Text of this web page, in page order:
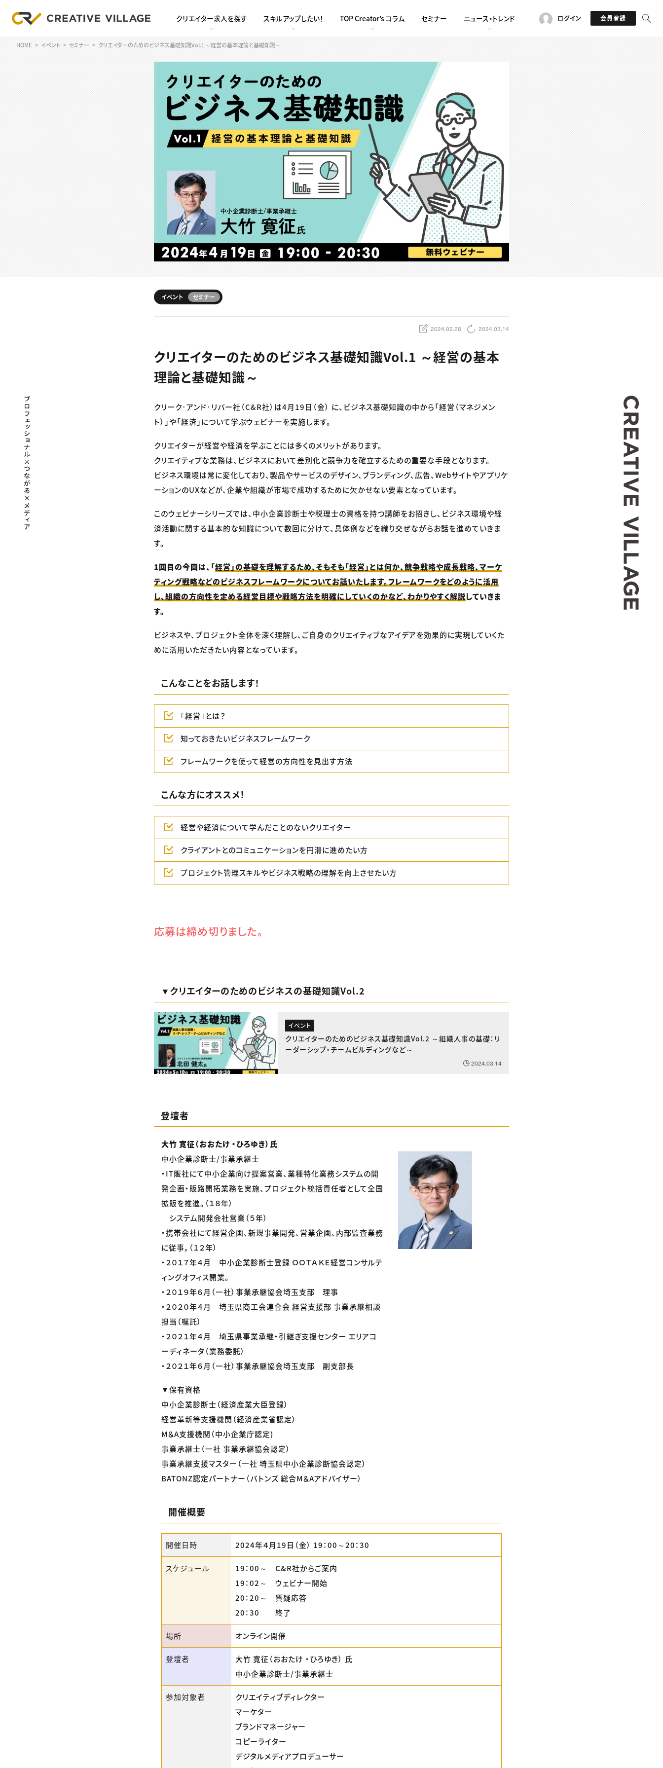
クリエイター求人を探す スキルアップしたい！ TOP Creator’s コラム セミナー ニュース・トレンド ログイン 会員登録
HOME イベント セミナー クリエイターのためのビジネス基礎知識Vol.1 ～経営の基本理論と基礎知識～
イベント セミナー
2024.02.28 2024.03.14
クリエイターのためのビジネス基礎知識Vol.1 ～経営の基本
理論と基礎知識～
クリーク･アンド･リバー社（C&R社）は4月19日（金） に、ビジネス基礎知識の中から「経営（マネジメン
ト）」や「経済」について学ぶウェビナーを実施します。
クリエイターが経営や経済を学ぶことには多くのメリットがあります。
クリエイティブな業務は、ビジネスにおいて差別化と競争力を確立するための重要な手段となります。
ビジネス環境は常に変化しており、製品やサービスのデザイン、ブランディング、広告、Webサイトやアプリケ
ーションのUXなどが、企業や組織が市場で成功するために欠かせない要素となっています。
このウェビナーシリーズでは、中小企業診断士や税理士の資格を持つ講師をお招きし、ビジネス環境や経
済活動に関する基本的な知識について数回に分けて、具体例などを織り交ぜながらお話を進めていきま
す。
1回目の今回は、「経営」の基礎を理解するため、そもそも「経営」とは何か、競争戦略や成長戦略、マーケ
ティング戦略などのビジネスフレームワークについてお話いたします。フレームワークをどのように活用
し、組織の方向性を定める経営目標や戦略方法を明確にしていくのかなど、わかりやすく解説していきま
す。
ビジネスや、プロジェクト全体を深く理解し、ご自身のクリエイティブなアイデアを効果的に実現していくた
めに活用いただきたい内容となっています。
こんなことをお話します！
｢経営｣とは？
知っておきたいビジネスフレームワーク
フレームワークを使って経営の方向性を見出す方法
こんな方にオススメ！
経営や経済について学んだことのないクリエイター
クライアントとのコミュニケーションを円滑に進めたい方
プロジェクト管理スキルやビジネス戦略の理解を向上させたい方
応募は締め切りました。
▼クリエイターのためのビジネスの基礎知識Vol.2
イベント
クリエイターのためのビジネス基礎知識Vol.2 ～組織人事の基礎：リ
ーダーシップ・チームビルディングなど～
2024.03.14
登壇者
大竹 寛征（おおたけ ・ひろゆき）氏
中小企業診断士/事業承継士
・IT販社にて中小企業向け提案営業、業種特化業務システムの開
発企画・販路開拓業務を実施、プロジェクト統括責任者として全国
拡販を推進。（１８年）
システム開発会社営業（５年）
・携帯会社にて経営企画、新規事業開発、営業企画、内部監査業務
に従事。（１２年）
・２０１７年４月 中小企業診断士登録 ＯＯＴＡＫＥ経営コンサルテ
ィングオフィス開業。
・２０１９年６月（一社）事業承継協会埼玉支部 理事
・２０２０年４月 埼玉県商工会連合会 経営支援部 事業承継相談
担当（嘱託）
・２０２１年４月 埼玉県事業承継・引継ぎ支援センター エリアコ
ーディネータ（業務委託）
・２０２１年６月（一社）事業承継協会埼玉支部 副支部長
▼保有資格
中小企業診断士（経済産業大臣登録）
経営革新等支援機関（経済産業省認定）
M＆A支援機関（中小企業庁認定)
事業承継士（一社 事業承継協会認定）
事業承継支援マスター（一社 埼玉県中小企業診断協会認定）
BATONZ認定パートナー（バトンズ 総合M＆Aアドバイザー）
開催概要
開催日時 2024年４月19日（金） 19：00～20：30
スケジュール
19：00～ C&R社からご案内
19：02～ ウェビナー開始
20：20～ 質疑応答
20：30 終了
場所 オンライン開催
登壇者
大竹 寛征（おおたけ ・ひろゆき） 氏
中小企業診断士/事業承継士
参加対象者
クリエイティブディレクター
マーケター
ブランドマネージャー
コピーライター
デジタルメディアプロデューサー